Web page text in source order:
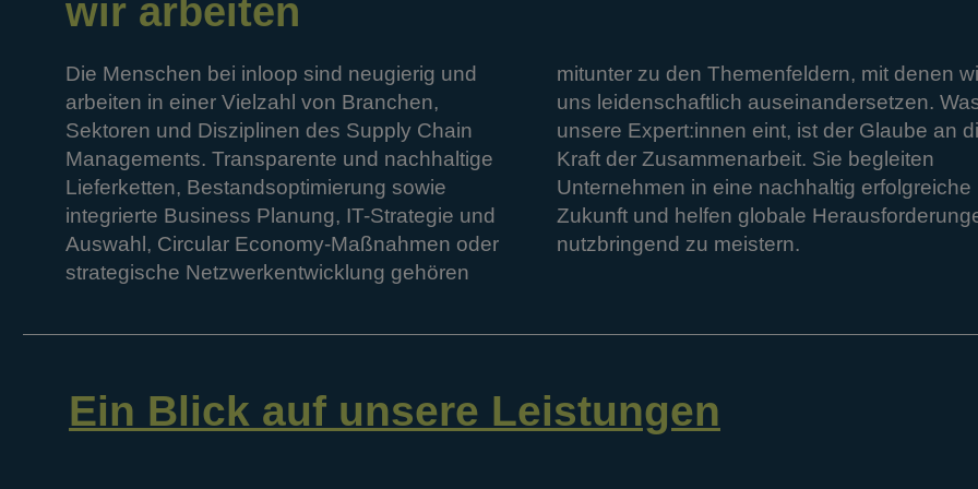
wir arbeiten
Die Menschen bei inloop sind neugierig und
arbeiten in einer Vielzahl von Branchen,
Sektoren und Disziplinen des Supply Chain
Managements. Transparente und nachhaltige
Lieferketten, Bestandsoptimierung sowie
integrierte Business Planung, IT-Strategie und
Auswahl, Circular Economy-Maßnahmen oder
strategische Netzwerkentwicklung gehören
mitunter zu den Themenfeldern, mit denen
uns leidenschaftlich auseinandersetzen.
unsere Expert:innen eint, ist der Glaube an
Kraft der Zusammenarbeit. Sie begleiten
Unternehmen in eine nachhaltig erfolgreiche
Zukunft und helfen globale
nutzbringend zu meistern.
Ein Blick auf unsere Leistungen